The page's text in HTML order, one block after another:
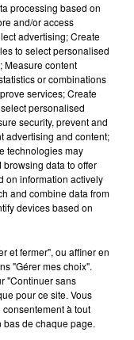
les deux-sévriens
et du
de futures
Au
de
encadrés par des
des
au cinéma
à Bressuire
un marché les
processing based on
and/or access
advertising; Create
to select personalised
Measure content
or combinations
services; Create
personalised
security, prevent and
advertising and content;
technologies may
data to offer
on information actively
and combine data from
devices based on
et fermer", ou affiner en
"Gérer mes choix".
"Continuer sans
pour ce site. Vous
à tout
bas de chaque page.